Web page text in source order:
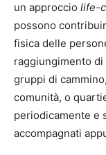
un approccio life-
possono
fisica delle
raggiungimento
gruppi di
comunità, o
periodicamente e
accompagnati